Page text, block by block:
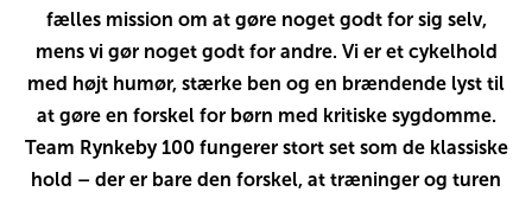
fælles mission om at gøre noget godt for sig selv,
mens vi gør noget godt for andre. Vi er et cykelhold
med højt humør, stærke ben og en brændende lyst til
at gøre en forskel for børn med kritiske sygdomme.
Team Rynkeby 100 fungerer stort set som de klassiske
hold – der er bare den forskel, at træninger og turen